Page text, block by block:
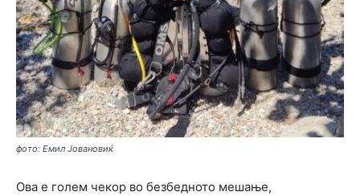
фото: Емил Јовановиќ
Ова е голем чекор во безбедното мешање,